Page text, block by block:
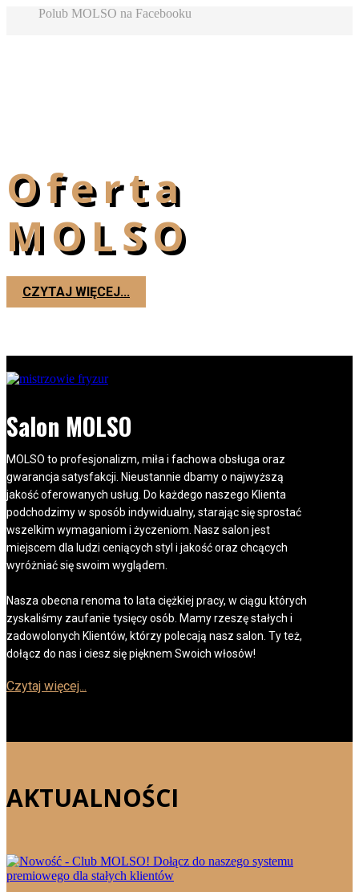
Polub MOLSO na Facebooku
Oferta
MOLSO
CZYTAJ WIĘCEJ...
Salon MOLSO
MOLSO to profesjonalizm, miła i fachowa obsługa oraz
gwarancja satysfakcji. Nieustannie dbamy o najwyższą
jakość oferowanych usług. Do każdego naszego Klienta
podchodzimy w sposób indywidualny, starając się sprostać
wszelkim wymaganiom i życzeniom. Nasz salon jest
miejscem dla ludzi ceniących styl i jakość oraz chcących
wyróżniać się swoim wyglądem.
Nasza obecna renoma to lata ciężkiej pracy, w ciągu których
zyskaliśmy zaufanie tysięcy osób. Mamy rzeszę stałych i
zadowolonych Klientów, którzy polecają nasz salon. Ty też,
dołącz do nas i ciesz się pięknem Swoich włosów!
Czytaj więcej...
AKTUALNOŚCI